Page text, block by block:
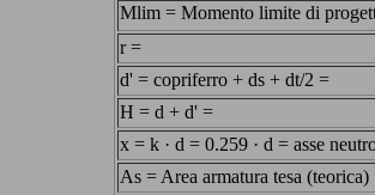
Mlim = Momento limite di
r =
d' = copriferro + ds + dt/2 =
H = d + d' =
x = k · d = 0.259 · d = asse
As = Area armatura tesa (teorica)